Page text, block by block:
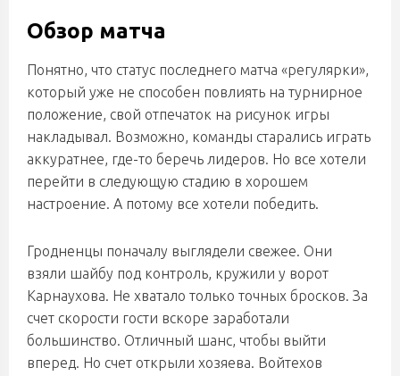
Обзор матча
Понятно, что статус последнего матча «регулярки»,
который уже не способен повлиять на турнирное
положение, свой отпечаток на рисунок игры
накладывал. Возможно, команды старались играть
аккуратнее, где-то беречь лидеров. Но все хотели
перейти в следующую стадию в хорошем
настроение. А потому все хотели победить.
Гродненцы поначалу выглядели свежее. Они
взяли шайбу под контроль, кружили у ворот
Карнаухова. Не хватало только точных бросков. За
счет скорости гости вскоре заработали
большинство. Отличный шанс, чтобы выйти
вперед. Но счет открыли хозяева. Войтехов